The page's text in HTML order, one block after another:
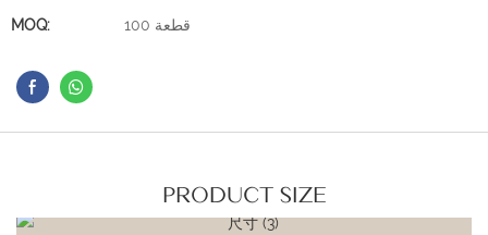
MOQ: 100 قطعة
PRODUCT SIZE